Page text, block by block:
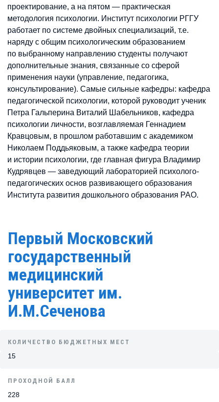
проектирование, а на пятом — практическая
методология психологии. Институт психологии РГГУ
работает по системе двойных специализаций, т.е.
наряду с общим психологическим образованием
по выбранному направлению студенты получают
дополнительные знания, связанные со сферой
применения науки (управление, педагогика,
консультирование). Самые сильные кафедры: кафедра
педагогической психологии, которой руководит ученик
Петра Гальперина Виталий Шабельников, кафедра
психологии личности, возглавляемая Геннадием
Кравцовым, в прошлом работавшим с академиком
Николаем Поддьяковым, а также кафедра теории
и истории психологии, где главная фигура Владимир
Кудрявцев — заведующий лабораторией психолого-
педагогических основ развивающего образования
Института развития дошкольного образования РАО.
Первый Московский
государственный
медицинский
университет им.
И.М.Сеченова
КОЛИЧЕСТВО БЮДЖЕТНЫХ МЕСТ
15
ПРОХОДНОЙ БАЛЛ
228